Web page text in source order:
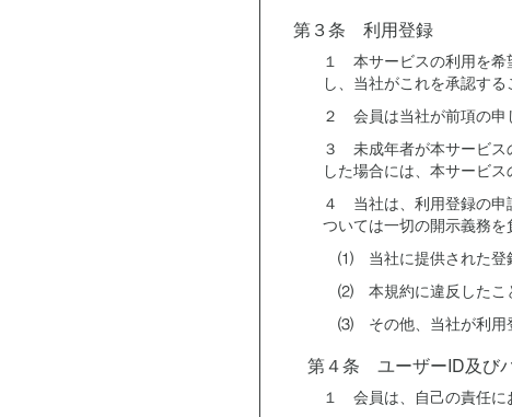
第３条 利用登録
１ 本サービスの利用を希
し、当社がこれを承認す
２ 会員は当社が前項の申
３ 未成年者が本サービス
した場合には、本サービ
４ 当社は、利用登録の申
ついては一切の開示義務を
⑴ 当社に提供された登
⑵ 本規約に違反したこ
⑶ その他、当社が利用
第４条 ユーザーID及び
１ 会員は、自己の責任に